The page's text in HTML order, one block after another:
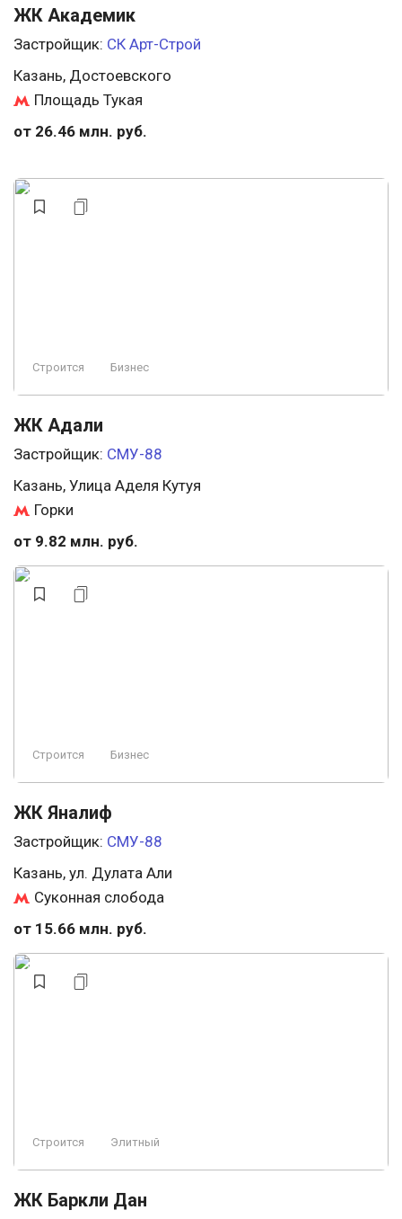
ЖК Академик
Застройщик: СК Арт-Строй
Казань, Достоевского
Площадь Тукая
от 26.46 млн. руб.
Строится Бизнес
ЖК Адали
Застройщик: СМУ-88
Казань, Улица Аделя Кутуя
Горки
от 9.82 млн. руб.
Строится Бизнес
ЖК Яналиф
Застройщик: СМУ-88
Казань, ул. Дулата Али
Суконная слобода
от 15.66 млн. руб.
Строится Элитный
ЖК Баркли Дан